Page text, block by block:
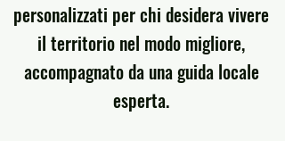
personalizzati per chi desidera vivere
il territorio nel modo migliore,
accompagnato da una guida locale
esperta.